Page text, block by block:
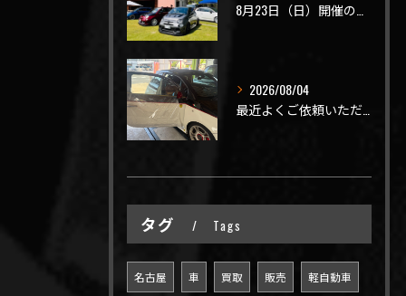
2026/08/04
タグ Tags
名古屋 車 買取 販売 軽自動車